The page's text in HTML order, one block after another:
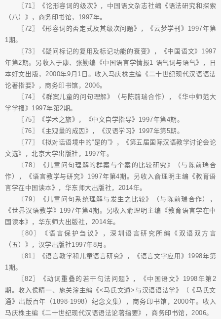
〖71〗《论形容词的级次》，中国语文杂志社编《语法研究和探索
（八）》，商务印书馆，1997年。
〖72〗《形容词的否定式及其级次问题》，《云梦学刊》1997年第
1期。
〖73〗《疑问标记的复用及标记功能的衰变》，《中国语文》1997
年第2期。另收入于康、张勤编《中国语言学情报1 语气词与语气》，日
本好文出版，2000年9月1日。收入马庆株主编《二十世纪现代汉语语法
论著指要》，商务印书馆，2006。
〖74〗《群案儿童的问句理解》（与陈前瑞合作），《华中师范大
学学报》1997年第2期。
〖75〗《学术之旅》，《中文自学指导》1997年第4期。
〖76〗《主观量的成因》，《汉语学习》1997年第5期。
〖77〗《拟对话语境中的“是的”》，《第五届国际汉语教学讨论会论
文选》，北京大学出版社，1997年。
〖78〗《儿童问句理解的群案与个案的比较研究》（与陈前瑞合
作），《语言教学与研究》1997年第4期。另收入俞理明主编《教育语
言学在中国读本》，华东师大出版社，2014年。
〖79〗《儿童问句系统理解与发生之比较》（与陈前瑞合作），
《世界汉语教学》1997年第4期。另收入俞理明主编《教育语言学在中
国读本》，华东师大出版社，2014年。
〖80〗《语言保护刍议》，深圳语言研究所编《双语双方言
（五）》，汉学出版社1997年8月。
〖81〗《语言教学和儿童语言研究》，《语言文字应用》1998年第
1期。
〖82〗《动词重叠的若干句法问题》，《中国语文》1998年第2
期。收入侯精一、施关淦主编《<马氏文通>与汉语语法学》（《马氏文
通》出版百年（1898-1998）纪念文集），商务印书馆，2000年。收入
马庆株主编《二十世纪现代汉语语法论著指要》，商务印书馆，2006。